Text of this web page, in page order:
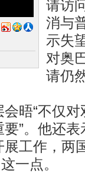
请访
消与
示失
对奥
请仍
“不仅对
”。他还
工作，两
一点。